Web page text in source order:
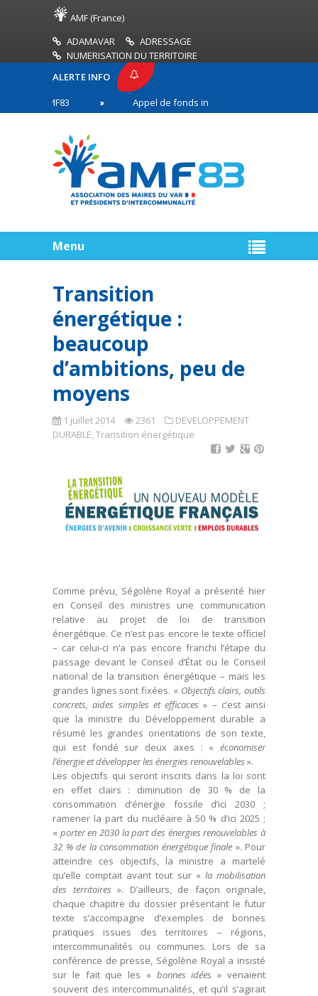
AMF (France)
ADAMAVAR
ADRESSAGE
NUMERISATION DU TERRITOIRE
ALERTE INFO
Appel de fonds incendies de forêt
première ligne
Menu
Transition
énergétique :
beaucoup
d’ambitions, peu de
moyens
1 juillet 2014 2361
DEVELOPPEMENT
DURABLE,Transition énergétique
Comme prévu, Ségolène Royal a présenté hier
en Conseil des ministres une communication
relative au projet de loi de transition
énergétique. Ce n’est pas encore le texte officiel
– car celui-ci n’a pas encore franchi l’étape du
passage devant le Conseil d’État ou le Conseil
national de la transition énergétique – mais les
grandes lignes sont fixées. « Objectifs clairs, outils
concrets, aides simples et efficaces » – c’est ainsi
que la ministre du Développement durable a
résumé les grandes orientations de son texte,
qui est fondé sur deux axes : « économiser
l’énergie et développer les énergies renouvelables ».
Les objectifs qui seront inscrits dans la loi sont
en effet clairs : diminution de 30 % de la
consommation d’énergie fossile d’ici 2030 ;
ramener la part du nucléaire à 50 % d’ici 2025 ;
« porter en 2030 la part des énergies renouvelables à
32 % de la consommation énergétique finale ». Pour
atteindre ces objectifs, la ministre a martelé
qu’elle comptait avant tout sur « la mobilisation
des territoires ». D’ailleurs, de façon originale,
chaque chapitre du dossier présentant le futur
texte s’accompagne d’exemples de bonnes
pratiques issues des territoires – régions,
intercommunalités ou communes. Lors de sa
conférence de presse, Ségolène Royal a insisté
sur le fait que les « bonnes idées » venaient
souvent des intercommunalités, et qu’il s’agirait